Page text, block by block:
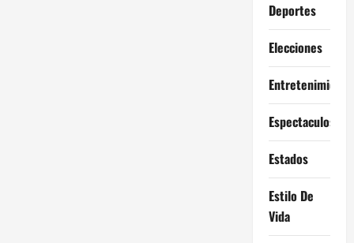
Deportes
Elecciones
Entretenimiento
Espectaculos
Estados
Estilo De
Vida